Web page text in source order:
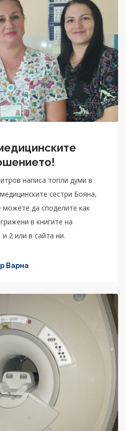
написа топли думи в
сестри Бояна,
да споделите как
в книгите на
2 или в сайта ни.
Варна